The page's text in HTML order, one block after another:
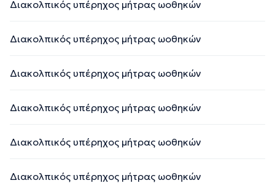
Διακολπικός υπέρηχος μήτρας ωοθηκών
Διακολπικός υπέρηχος μήτρας ωοθηκών
Διακολπικός υπέρηχος μήτρας ωοθηκών
Διακολπικός υπέρηχος μήτρας ωοθηκών
Διακολπικός υπέρηχος μήτρας ωοθηκών
Διακολπικός υπέρηχος μήτρας ωοθηκών